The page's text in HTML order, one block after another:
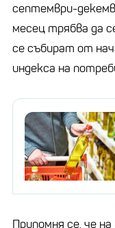
септември-
месец трябва да
се събират от
индекса на
Припомня се, че